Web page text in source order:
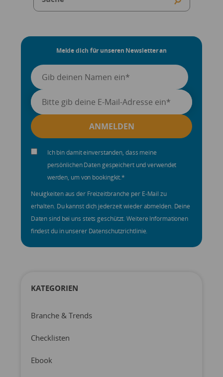
Melde dich für unseren Newsletter an
Ich bin damit einverstanden, dass meine
persönlichen Daten gespeichert und verwendet
werden, um von bookingkit.*
Neuigkeiten aus der Freizeitbranche per E-Mail zu
erhalten. Du kannst dich jederzeit wieder abmelden. Deine
Daten sind bei uns stets geschützt. Weitere Informationen
findest du in unserer Datenschutzrichtlinie.
KATEGORIEN
Branche & Trends
Checklisten
Ebook